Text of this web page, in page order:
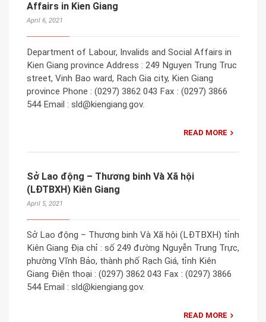
Affairs in Kien Giang
April 6, 2021
Department of Labour, Invalids and Social Affairs in
Kien Giang province Address : 249 Nguyen Trung Truc
street, Vinh Bao ward, Rach Gia city, Kien Giang
province Phone : (0297) 3862 043 Fax : (0297) 3866
544 Email : sld@kiengiang.gov.
READ MORE
Sở Lao động – Thương binh Và Xã hội
(LĐTBXH) Kiên Giang
April 5, 2021
Sở Lao động – Thương binh Và Xã hội (LĐTBXH) tỉnh
Kiên Giang Địa chỉ : số 249 đường Nguyễn Trung Trực,
phường Vĩnh Bảo, thành phố Rạch Giá, tỉnh Kiên
Giang Điện thoại : (0297) 3862 043 Fax : (0297) 3866
544 Email : sld@kiengiang.gov.
READ MORE